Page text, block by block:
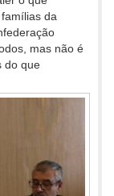
da
mas não é
do que